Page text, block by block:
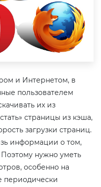
и Интернетом, в
пользователем
их из
страницы из кэша,
загрузки страниц.
информации о том,
нужно уметь
особенно на
периодически